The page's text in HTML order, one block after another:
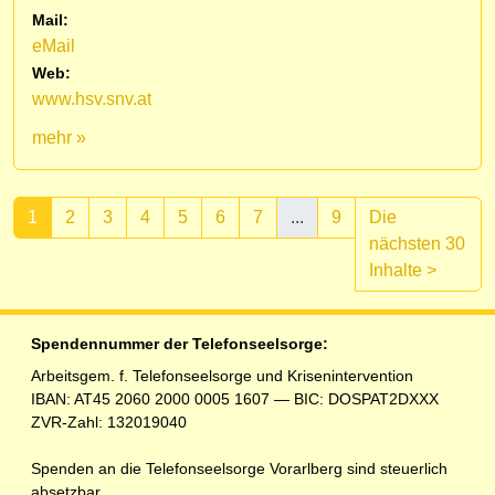
Mail:
eMail
Web:
www.hsv.snv.at
mehr »
1
2 3 4 5 6 7 ... 9
Die
nächsten 30
Inhalte >
Spendennummer der Telefonseelsorge:
Arbeitsgem. f. Telefonseelsorge und Krisenintervention
IBAN: AT45 2060 2000 0005 1607 — BIC: DOSPAT2DXXX
ZVR-Zahl: 132019040
Spenden an die Telefonseelsorge Vorarlberg sind steuerlich